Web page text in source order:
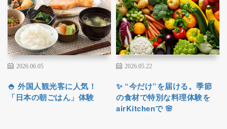
2026.06.05
🍚 外国人観光客に人気！
「日本の朝ごはん」体験
2026.05.22
✨ “今だけ”を届ける。季節
の食材で特別な料理体験を
airKitchenで 🌸